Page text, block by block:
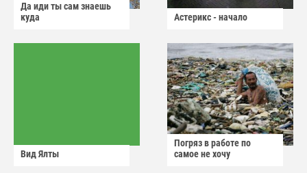
Да иди ты сам знаешь
куда
Астерикс - начало
Вид Ялты
Погряз в работе по
самое не хочу